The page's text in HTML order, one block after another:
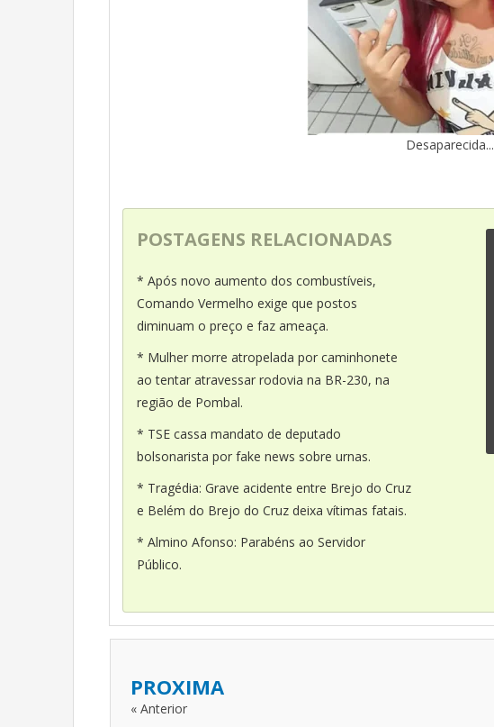
Desaparecida...
POSTAGENS RELACIONADAS
* Após novo aumento dos combustíveis,
Comando Vermelho exige que postos
diminuam o preço e faz ameaça.
* Mulher morre atropelada por caminhonete
ao tentar atravessar rodovia na BR-230, na
região de Pombal.
* TSE cassa mandato de deputado
bolsonarista por fake news sobre urnas.
* Tragédia: Grave acidente entre Brejo do Cruz
e Belém do Brejo do Cruz deixa vítimas fatais.
* Almino Afonso: Parabéns ao Servidor
Público.
PROXIMA
« Anterior